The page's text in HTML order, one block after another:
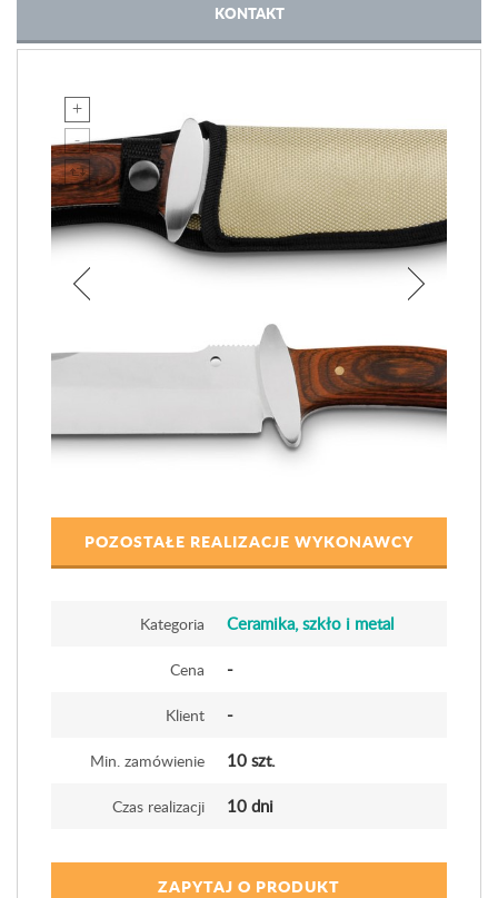
KONTAKT
POZOSTAŁE REALIZACJE WYKONAWCY
Kategoria Ceramika, szkło i metal
Cena -
Klient -
Min. zamówienie 10 szt.
Czas realizacji 10 dni
ZAPYTAJ O PRODUKT